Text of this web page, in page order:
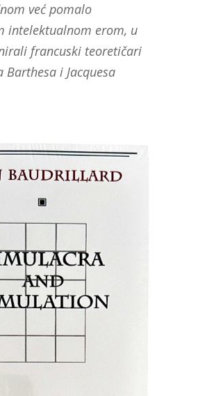
već pomalo
intelektualnom erom, u
francuski teoretičari
Barthesa i Jacquesa